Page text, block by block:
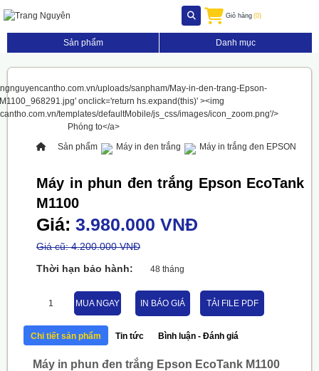
Giỏ hàng (0)
Sản phẩm Danh mục
Sản phẩm Máy in đen trắng Máy in trắng đen EPSON
Máy in phun đen trắng Epson EcoTank
M1100
Giá: 3.980.000 VNĐ
Giá cũ: 4.200.000 VNĐ
Thời hạn bảo hành:
48 tháng
MUA NGAY IN BÁO GIÁ TẢI FILE PDF
Chi tiết sản phẩm Tin tức Bình luận - Đánh giá
Máy in phun đen trắng Epson EcoTank M1100